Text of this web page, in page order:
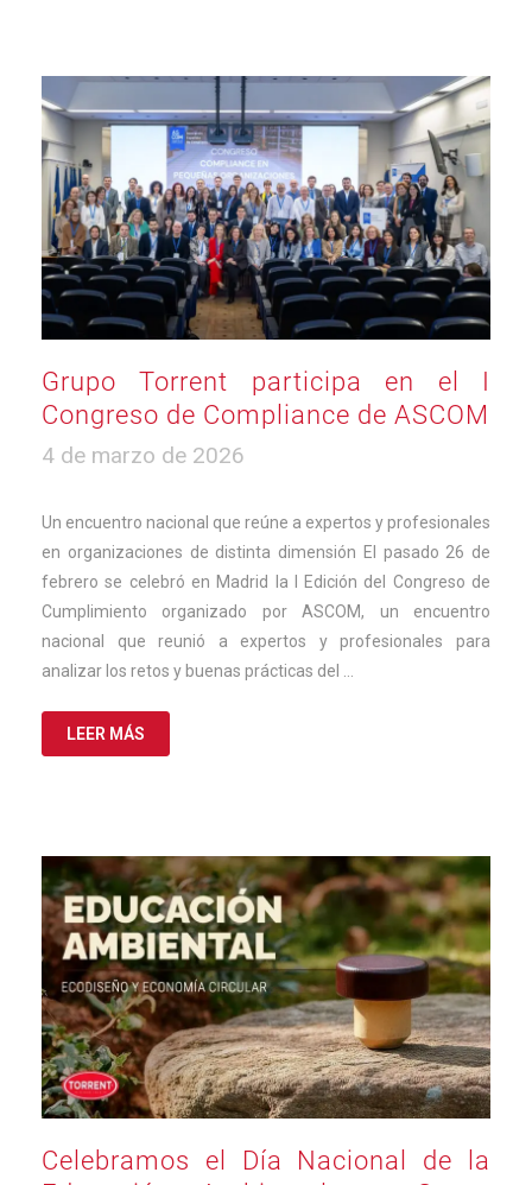
Grupo Torrent participa en el I
Congreso de Compliance de ASCOM
4 de marzo de 2026
de
2026
Un encuentro nacional que reúne a expertos y profesionales
en organizaciones de distinta dimensión El pasado 26 de
febrero se celebró en Madrid la I Edición del Congreso de
Cumplimiento organizado por ASCOM, un encuentro
nacional que reunió a expertos y profesionales para
analizar los retos y buenas prácticas del …
LEER MÁS
Celebramos el Día Nacional de la